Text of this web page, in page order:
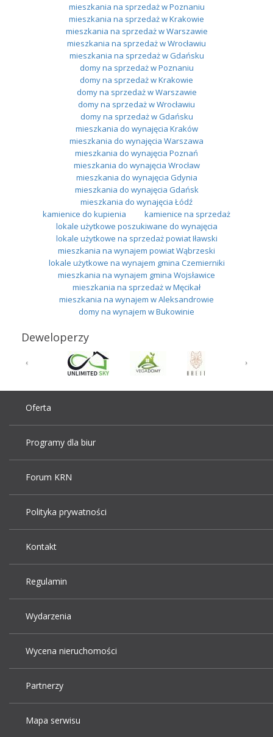
mieszkania na sprzedaż w Poznaniu
mieszkania na sprzedaż w Krakowie
mieszkania na sprzedaż w Warszawie
mieszkania na sprzedaż w Wrocławiu
mieszkania na sprzedaż w Gdańsku
domy na sprzedaż w Poznaniu
domy na sprzedaż w Krakowie
domy na sprzedaż w Warszawie
domy na sprzedaż w Wrocławiu
domy na sprzedaż w Gdańsku
mieszkania do wynajęcia Kraków
mieszkania do wynajęcia Warszawa
mieszkania do wynajęcia Poznań
mieszkania do wynajęcia Wrocław
mieszkania do wynajęcia Gdynia
mieszkania do wynajęcia Gdańsk
mieszkania do wynajęcia Łódź
kamienice do kupienia
kamienice na sprzedaż
lokale użytkowe poszukiwane do wynajęcia
lokale użytkowe na sprzedaż powiat Iławski
mieszkania na wynajem powiat Wąbrzeski
lokale użytkowe na wynajem gmina Czemierniki
mieszkania na wynajem gmina Wojsławice
mieszkania na sprzedaż w Męcikał
mieszkania na wynajem w Aleksandrowie
domy na wynajem w Bukowinie
Deweloperzy
Oferta
Programy dla biur
Forum KRN
Polityka prywatności
Kontakt
Regulamin
Wydarzenia
Wycena nieruchomości
Partnerzy
Mapa serwisu